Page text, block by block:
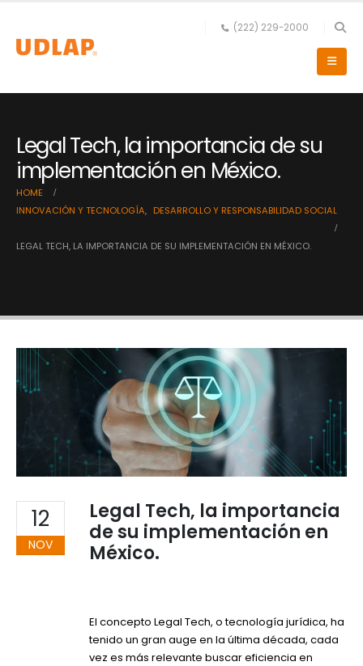
(222) 229-2000
Legal Tech, la importancia de su
implementación en México.
HOME
INNOVACIÓN Y TECNOLOGÍA, DESARROLLO Y RESPONSABILIDAD SOCIAL
LEGAL TECH, LA IMPORTANCIA DE SU IMPLEMENTACIÓN EN MÉXICO.
12
NOV
Legal Tech, la importancia
de su implementación en
México.
El concepto Legal Tech, o tecnología jurídica, ha
tenido un gran auge en la última década, cada
vez es más relevante buscar eficiencia en